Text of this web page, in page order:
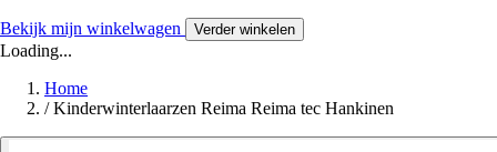
Bekijk mijn winkelwagen Verder winkelen
Loading...
Home
/ Kinderwinterlaarzen Reima Reima tec Hankinen